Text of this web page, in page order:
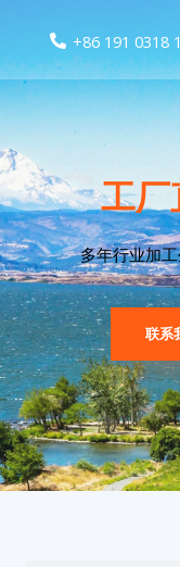
内
容
+86 191 0318
工厂
多年行业加
联系